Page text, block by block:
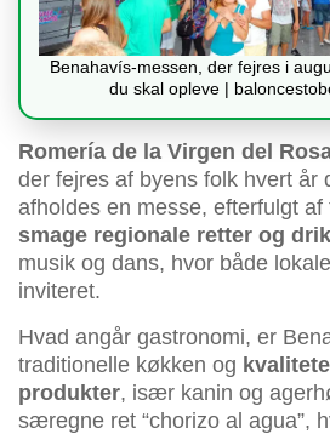
Benahavís-messen, der fejres i
du skal opleve |
Romería de la Virgen del
der fejres af byens folk hvert år
afholdes en messe, efterfulgt
smage regionale retter og
musik og dans, hvor både
inviteret.
Hvad angår gastronomi, er
traditionelle køkken og
produkter, især kanin og
særegne ret “chorizo al agua”,